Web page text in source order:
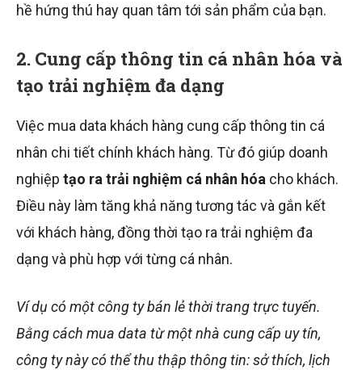
hề hứng thú hay quan tâm tới sản phẩm của bạn.
2. Cung cấp thông tin cá nhân hóa và
tạo trải nghiệm đa dạng
Việc mua data khách hàng cung cấp thông tin cá
nhân chi tiết chính khách hàng. Từ đó giúp doanh
nghiệp tạo ra trải nghiệm cá nhân hóa cho khách.
Điều này làm tăng khả năng tương tác và gắn kết
với khách hàng, đồng thời tạo ra trải nghiệm đa
dạng và phù hợp với từng cá nhân.
Ví dụ có một công ty bán lẻ thời trang trực tuyến.
Bằng cách mua data từ một nhà cung cấp uy tín,
công ty này có thể thu thập thông tin: sở thích, lịch